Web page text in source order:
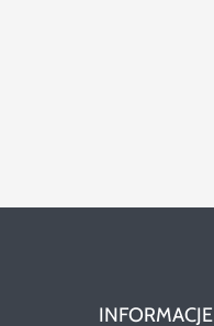
INFORMACJE